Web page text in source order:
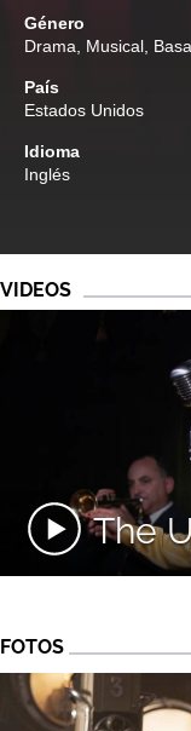
Género
Drama
Musical
País
Estados Unidos
Idioma
Inglés
VIDEOS
The
FOTOS